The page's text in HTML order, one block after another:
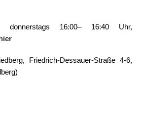
donnerstags 16:00– 16:40 Uhr,
Friedrich-Dessauer-Straße 4-6,